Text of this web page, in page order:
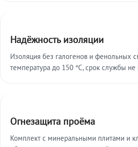
Надёжность изоляции
Изоляция без галогенов и фенольных
температура до 150 °C, срок службы
Огнезащита проёма
Комплект с минеральными плитами и